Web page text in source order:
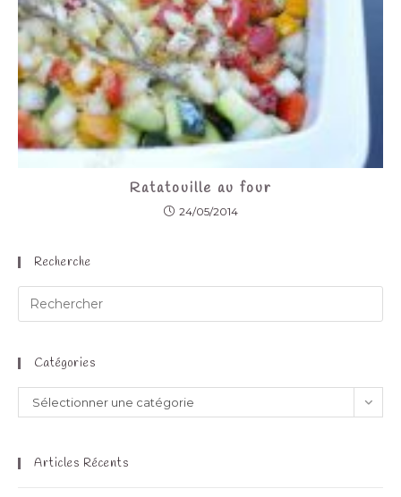
Ratatouille au four
24/05/2014
Recherche
Catégories
Sélectionner une catégorie
Articles Récents